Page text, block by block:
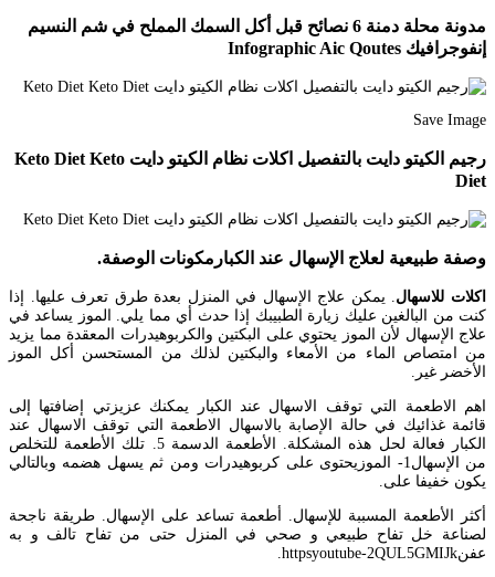
مدونة محلة دمنة 6 نصائح قبل أكل السمك المملح في شم النسيم
إنفوجرافيك Infographic Aic Qoutes
Save Image
رجيم الكيتو دايت بالتفصيل اكلات نظام الكيتو دايت Keto Diet Keto
Diet
وصفة طبيعية لعلاج الإسهال عند الكبارمكونات الوصفة.
اكلات للاسهال . يمكن علاج الإسهال في المنزل بعدة طرق تعرف عليها. إذا
كنت من البالغين عليك زيارة الطبيبك إذا حدث أي مما يلي. الموز يساعد في
علاج الإسهال لأن الموز يحتوي على البكتين والكربوهيدرات المعقدة مما يزيد
من امتصاص الماء من الأمعاء والبكتين لذلك من المستحسن أكل الموز
الأخضر غير.
اهم الاطعمة التي توقف الاسهال عند الكبار يمكنك عزيزتي إضافتها إلى
قائمة غذائيك في حالة الإصابة بالاسهال الاطعمة التي توقف الاسهال عند
الكبار فعالة لحل هذه المشكلة. الأطعمة الدسمة 5. تلك الأطعمة للتخلص
من الإسهال1- الموزيحتوى على كربوهيدرات ومن ثم يسهل هضمه وبالتالي
يكون خفيفا على.
أكثر الأطعمة المسببة للإسهال. أطعمة تساعد على الإسهال. طريقة ناجحة
لصناعة خل تفاح طبيعي و صحي في المنزل حتى من تفاح تالف و به
عفنhttpsyoutube-2QUL5GMIJk.